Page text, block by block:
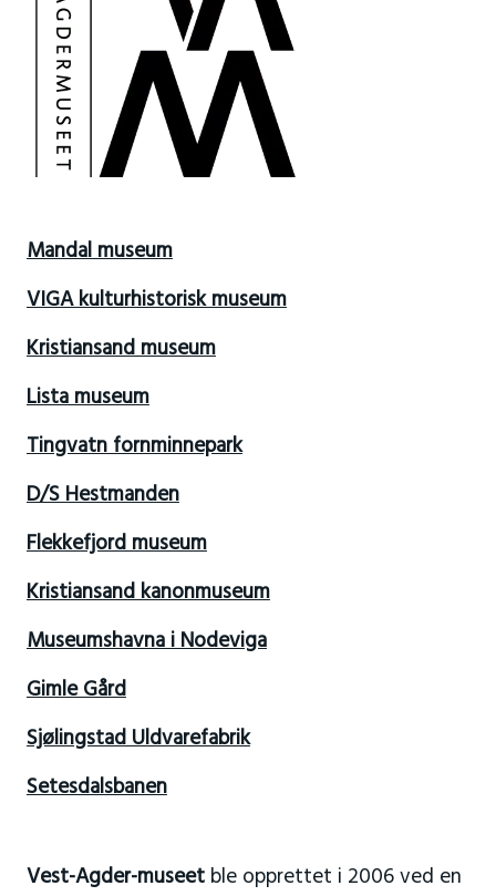
Mandal museum
VIGA kulturhistorisk museum
Kristiansand museum
Lista museum
Tingvatn fornminnepark
D/S Hestmanden
Flekkefjord museum
Kristiansand kanonmuseum
Museumshavna i Nodeviga
Gimle Gård
Sjølingstad Uldvarefabrik
Setesdalsbanen
Vest-Agder-museetble opprettet i 2006 ved en